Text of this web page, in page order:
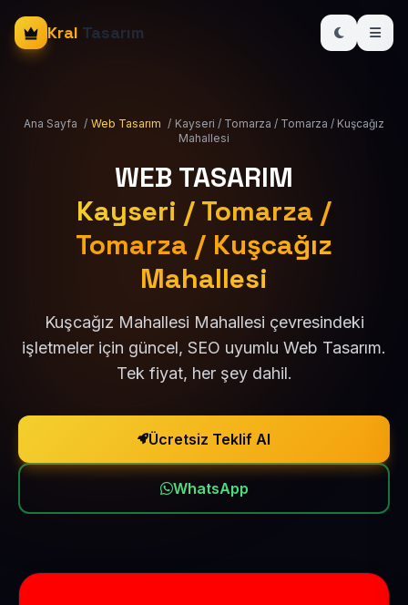
Kral Tasarım
Ana Sayfa / Web Tasarım / Kayseri / Tomarza / Tomarza / Kuşcağız
Mahallesi
WEB TASARIM
Kayseri / Tomarza /
Tomarza / Kuşcağız
Mahallesi
Kuşcağız Mahallesi Mahallesi çevresindeki
işletmeler için güncel, SEO uyumlu Web Tasarım.
Tek fiyat, her şey dahil.
Ücretsiz Teklif Al
WhatsApp